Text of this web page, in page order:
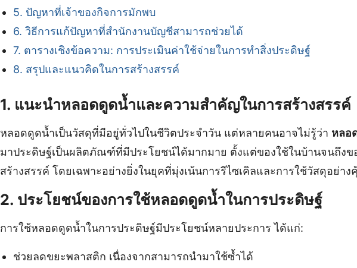
5. ปัญหาที่เจ้าของกิจการมักพบ
6. วิธีการแก้ปัญหาที่สำนักงานบัญชีสามารถช่วยได้
7. ตารางเชิงข้อความ: การประเมินค่าใช้จ่ายในการทำสิ่งประดิษฐ์
8. สรุปและแนวคิดในการสร้างสรรค์
1. แนะนำหลอดดูดน้ำและความสำคัญในการสร้างสรรค์
หลอดดูดน้ำเป็นวัสดุที่มีอยู่ทั่วไปในชีวิตประจำวัน แต่หลายคนอาจไม่รู้ว่า หลอ
มาประดิษฐ์เป็นผลิตภัณฑ์ที่มีประโยชน์ได้มากมาย ตั้งแต่ของใช้ในบ้านจนถึงข
สร้างสรรค์ โดยเฉพาะอย่างยิ่งในยุคที่มุ่งเน้นการรีไซเคิลและการใช้วัสดุอย่าง
2. ประโยชน์ของการใช้หลอดดูดน้ำในการประดิษฐ์
การใช้หลอดดูดน้ำในการประดิษฐ์มีประโยชน์หลายประการ ได้แก่:
ช่วยลดขยะพลาสติก เนื่องจากสามารถนำมาใช้ซ้ำได้